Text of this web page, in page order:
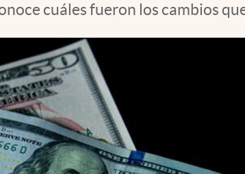
cuáles fueron los cambios